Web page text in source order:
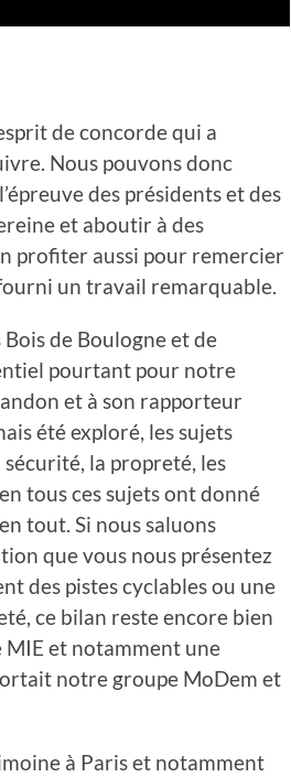
de concorde qui a
Nous pouvons donc
des présidents et des
et aboutir à des
profiter aussi pour remercier
un travail remarquable.
de Boulogne et de
pourtant pour notre
et à son rapporteur
été exploré, les sujets
la propreté, les
tous ces sujets ont donné
tout. Si nous saluons
que vous nous présentez
des pistes cyclables ou une
ce bilan reste encore bien
MIE et notamment une
notre groupe MoDem et
à Paris et notamment